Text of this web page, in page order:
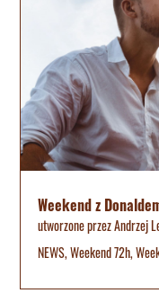
Weekend z
utworzone przezAndrzej
NEWS,Weekend 72h,